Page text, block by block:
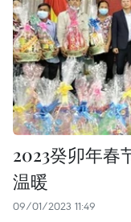
2023癸卯年春
温暖
09/01/2023 11:49